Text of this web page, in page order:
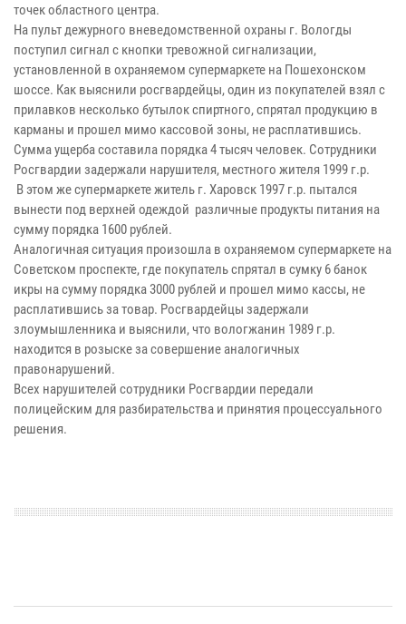
точек областного центра.
На пульт дежурного вневедомственной охраны г. Вологды
поступил сигнал с кнопки тревожной сигнализации,
установленной в охраняемом супермаркете на Пошехонском
шоссе. Как выяснили росгвардейцы, один из покупателей взял с
прилавков несколько бутылок спиртного, спрятал продукцию в
карманы и прошел мимо кассовой зоны, не расплатившись.
Сумма ущерба составила порядка 4 тысяч человек. Сотрудники
Росгвардии задержали нарушителя, местного жителя 1999 г.р.
В этом же супермаркете житель г. Харовск 1997 г.р. пытался
вынести под верхней одеждой различные продукты питания на
сумму порядка 1600 рублей.
Аналогичная ситуация произошла в охраняемом супермаркете на
Советском проспекте, где покупатель спрятал в сумку 6 банок
икры на сумму порядка 3000 рублей и прошел мимо кассы, не
расплатившись за товар. Росгвардейцы задержали
злоумышленника и выяснили, что вологжанин 1989 г.р.
находится в розыске за совершение аналогичных
правонарушений.
Всех нарушителей сотрудники Росгвардии передали
полицейским для разбирательства и принятия процессуального
решения.